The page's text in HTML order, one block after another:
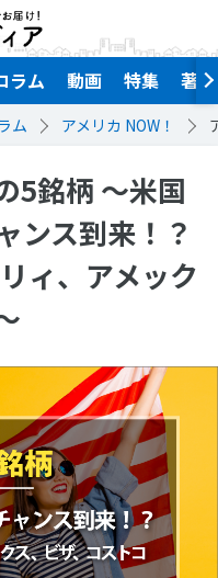
ラム 動画 特集 著者
ム アメリカ NOW！
5銘柄 ～米国
ンス到来！？
ィ、アメック